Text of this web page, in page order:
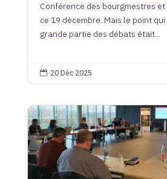
Conférence des bourgmestres
ce 19 décembre. Mais le point
grande partie des débats était...
 20 Déc 2025